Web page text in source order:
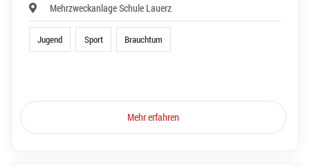
Mehrzweckanlage Schule Lauerz
Jugend Sport Brauchtum
Mehr erfahren